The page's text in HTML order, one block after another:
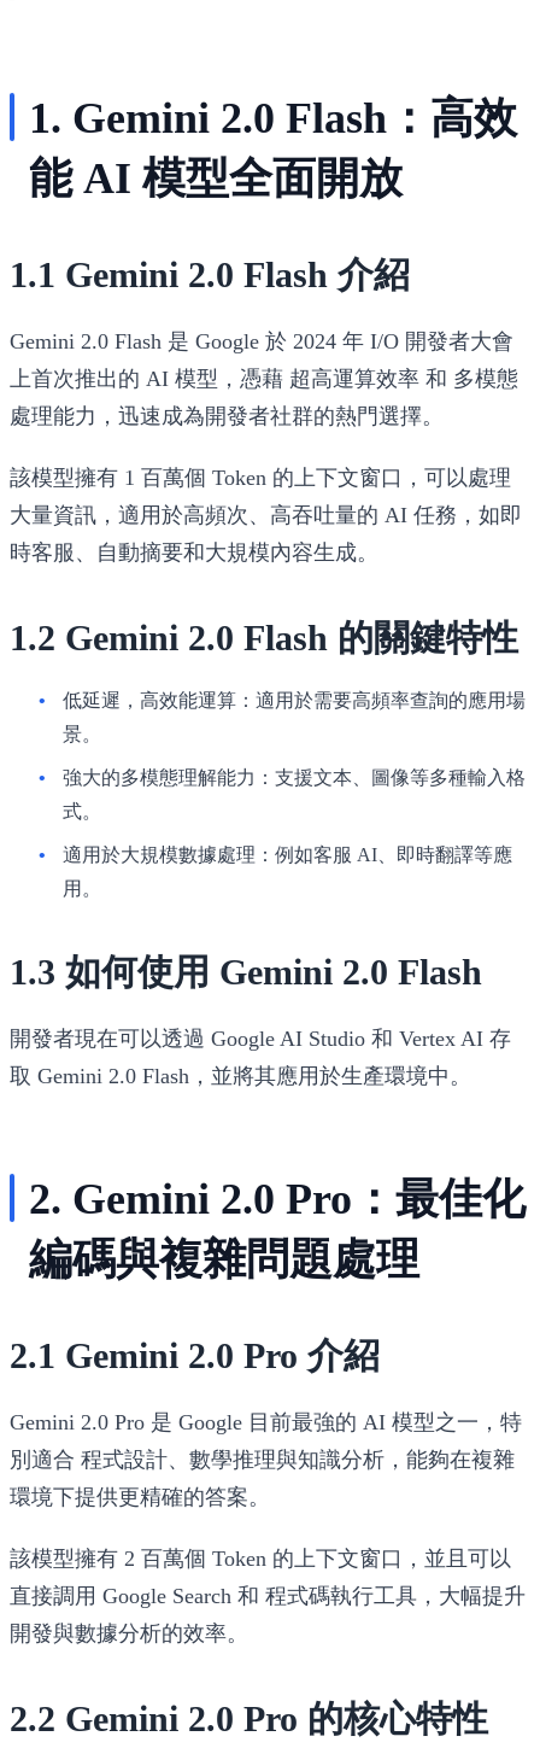
1. Gemini 2.0 Flash：高效
能 AI 模型全面開放
1.1 Gemini 2.0 Flash 介紹
Gemini 2.0 Flash 是 Google 於 2024 年 I/O 開發者大會
上首次推出的 AI 模型，憑藉 超高運算效率 和 多模態
處理能力 ，迅速成為開發者社群的熱門選擇。
該模型擁有 1 百萬個 Token 的上下文窗口 ，可以處理
大量資訊，適用於高頻次、高吞吐量的 AI 任務，如即
時客服、自動摘要和大規模內容生成。
1.2 Gemini 2.0 Flash 的關鍵特性
低延遲，高效能運算 ：適用於需要高頻率查詢的應用場
景。
強大的多模態理解能力 ：支援文本、圖像等多種輸入格
式。
適用於大規模數據處理 ：例如客服 AI、即時翻譯等應
用。
1.3 如何使用 Gemini 2.0 Flash
開發者現在可以透過 Google AI Studio 和 Vertex AI 存
取 Gemini 2.0 Flash ，並將其應用於生產環境中。
2. Gemini 2.0 Pro：最佳化
編碼與複雜問題處理
2.1 Gemini 2.0 Pro 介紹
Gemini 2.0 Pro 是 Google 目前最強的 AI 模型之一，特
別適合 程式設計、數學推理與知識分析 ，能夠在複雜
環境下提供更精確的答案。
該模型擁有 2 百萬個 Token 的上下文窗口 ，並且可以
直接調用 Google Search 和 程式碼執行工具 ，大幅提升
開發與數據分析的效率。
2.2 Gemini 2.0 Pro 的核心特性